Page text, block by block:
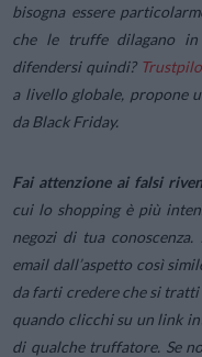
bisogna essere
che le truffe dilagano in
difendersi quindi?
a livello globale, propone
daBlack Friday.
Fai attenzione ai falsi
cui lo shopping è più
negozi di tua
email dall’aspetto così
da farti credere che si
quando clicchi su un link
di qualche truffatore. Se